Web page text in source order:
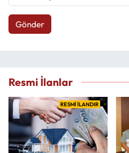
Gönder
Resmi İlanlar
RESMİ İLANDIR